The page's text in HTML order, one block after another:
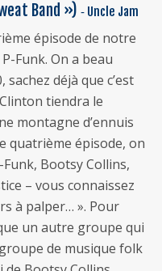
Band ») ‐ Uncle Jam
épisode de notre
Funk. On a beau
déjà que c’est
tiendra le
montagne d’ennuis
quatrième épisode, on
Funk, Bootsy Collins,
– vous connaissez
à palper… ». Pour
un autre groupe qui
de musique folk